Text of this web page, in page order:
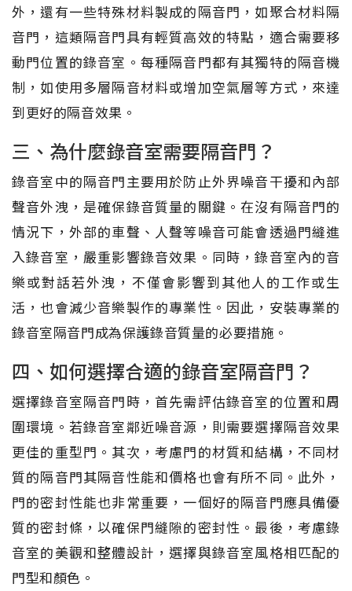
外，還有一些特殊材料製成的隔音門，如聚合材料隔
音門，這類隔音門具有輕質高效的特點，適合需要移
動門位置的錄音室。每種隔音門都有其獨特的隔音機
制，如使用多層隔音材料或增加空氣層等方式，來達
到更好的隔音效果。
三、為什麼錄音室需要隔音門？
錄音室中的隔音門主要用於防止外界噪音干擾和內部
聲音外洩，是確保錄音質量的關鍵。在沒有隔音門的
情況下，外部的車聲、人聲等噪音可能會透過門縫進
入錄音室，嚴重影響錄音效果。同時，錄音室內的音
樂或對話若外洩，不僅會影響到其他人的工作或生
活，也會減少音樂製作的專業性。因此，安裝專業的
錄音室隔音門成為保護錄音質量的必要措施。
四、如何選擇合適的錄音室隔音門？
選擇錄音室隔音門時，首先需評估錄音室的位置和周
圍環境。若錄音室鄰近噪音源，則需要選擇隔音效果
更佳的重型門。其次，考慮門的材質和結構，不同材
質的隔音門其隔音性能和價格也會有所不同。此外，
門的密封性能也非常重要，一個好的隔音門應具備優
質的密封條，以確保門縫隙的密封性。最後，考慮錄
音室的美觀和整體設計，選擇與錄音室風格相匹配的
門型和顏色。